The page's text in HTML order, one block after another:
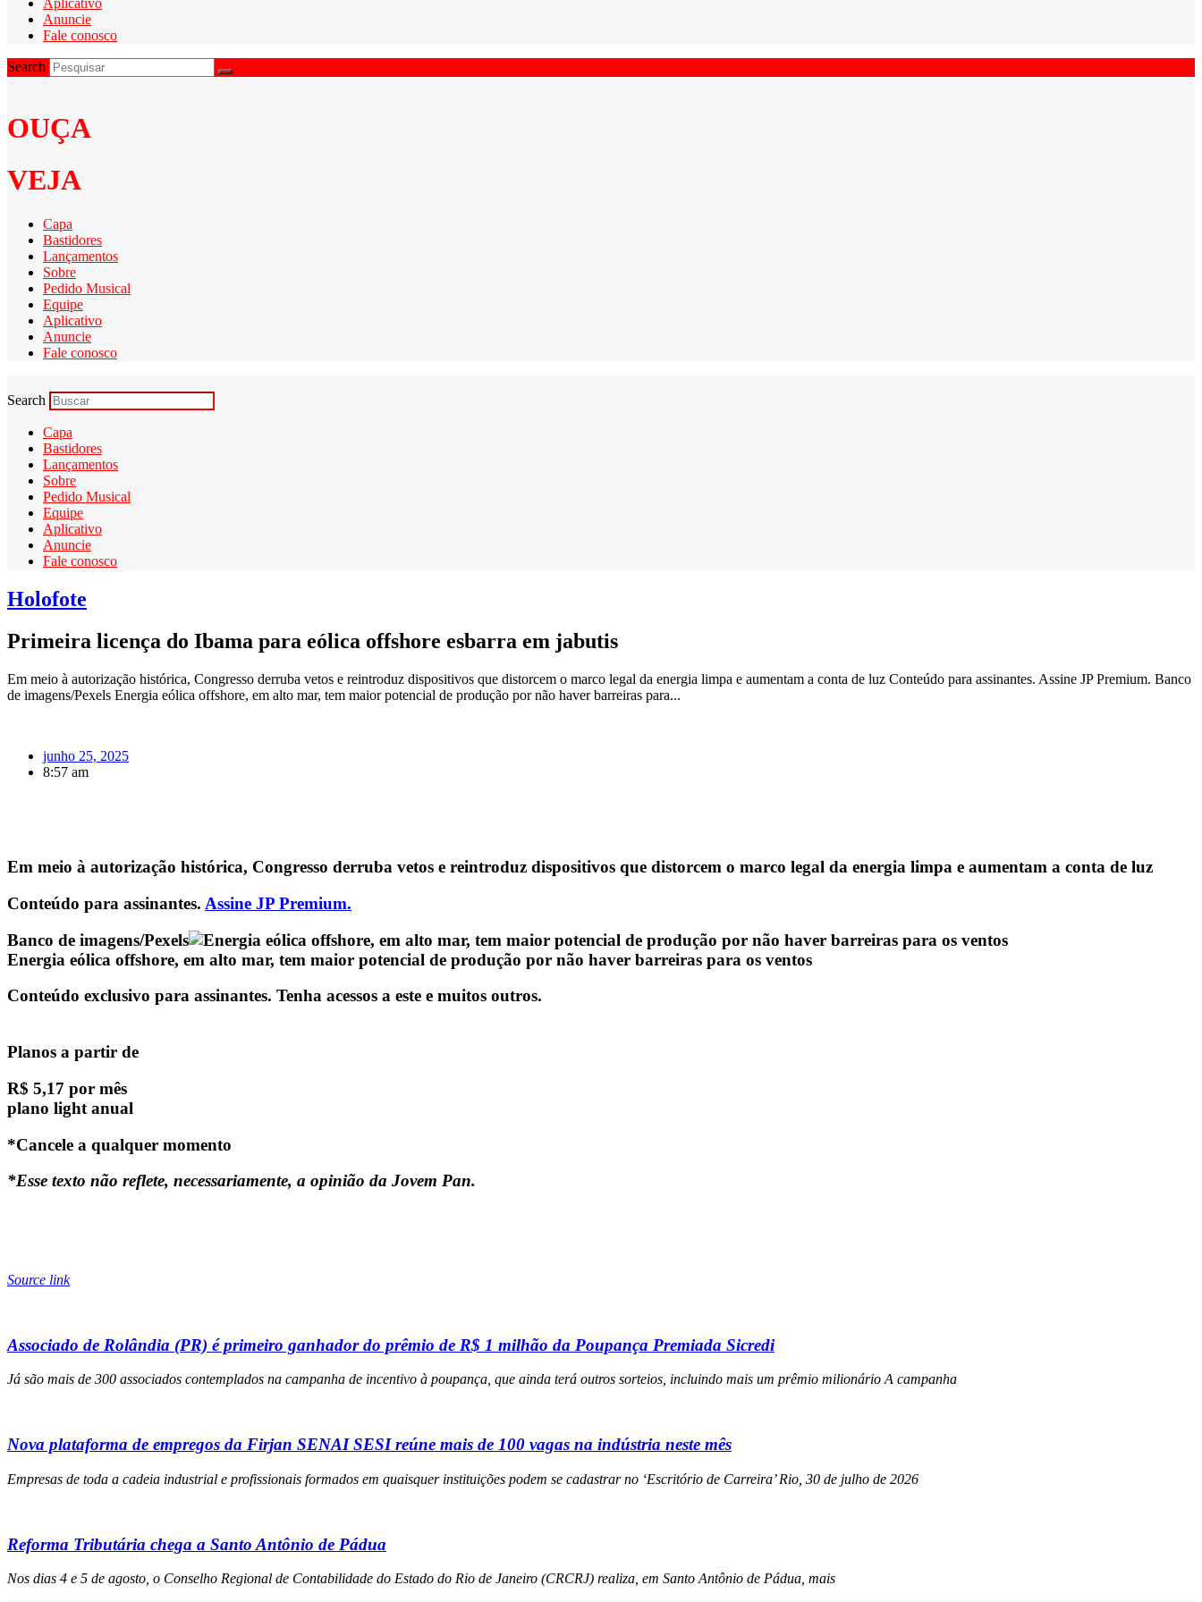
Anuncie
Fale conosco
Search
OUÇA
VEJA
Capa
Bastidores
Lançamentos
Sobre
Pedido Musical
Equipe
Aplicativo
Anuncie
Fale conosco
Search
Capa
Bastidores
Lançamentos
Sobre
Pedido Musical
Equipe
Aplicativo
Anuncie
Fale conosco
Holofote
Primeira licença do Ibama para eólica offshore esbarra em jabutis
Em meio à autorização histórica, Congresso derruba vetos e reintroduz dispositivos que distorcem o marco legal da energia limpa e aumentam a conta de luz Conteúdo para assinantes. Assine JP Premium. Banco
de imagens/Pexels Energia eólica offshore, em alto mar, tem maior potencial de produção por não haver barreiras para...
junho 25, 2025
8:57 am
Em meio à autorização histórica, Congresso derruba vetos e reintroduz dispositivos que distorcem o marco legal da energia limpa e aumentam a conta de luz
Conteúdo para assinantes. Assine JP Premium.
Banco de imagens/Pexels
Energia eólica offshore, em alto mar, tem maior potencial de produção por não haver barreiras para os ventos
Conteúdo exclusivo para assinantes. Tenha acessos a este e muitos outros.
Planos a partir de
R$ 5,17 por mês
plano light anual
*Cancele a qualquer momento
*Esse texto não reflete, necessariamente, a opinião da Jovem Pan.
Source link
Associado de Rolândia (PR) é primeiro ganhador do prêmio de R$ 1 milhão da Poupança Premiada Sicredi
Já são mais de 300 associados contemplados na campanha de incentivo à poupança, que ainda terá outros sorteios, incluindo mais um prêmio milionário A campanha
Nova plataforma de empregos da Firjan SENAI SESI reúne mais de 100 vagas na indústria neste mês
Empresas de toda a cadeia industrial e profissionais formados em quaisquer instituições podem se cadastrar no ‘Escritório de Carreira’ Rio, 30 de julho de 2026
Reforma Tributária chega a Santo Antônio de Pádua
Nos dias 4 e 5 de agosto, o Conselho Regional de Contabilidade do Estado do Rio de Janeiro (CRCRJ) realiza, em Santo Antônio de Pádua, mais